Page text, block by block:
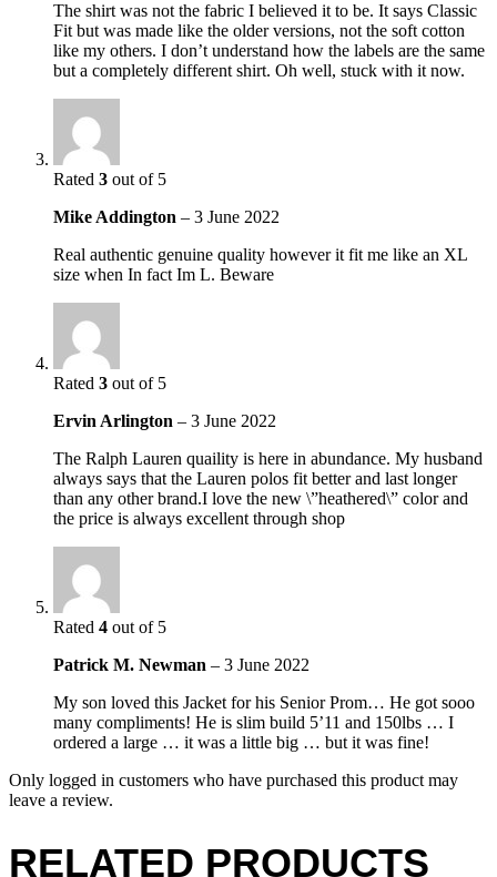
The shirt was not the fabric I believed it to be. It says Classic
Fit but was made like the older versions, not the soft cotton
like my others. I don’t understand how the labels are the same
but a completely different shirt. Oh well, stuck with it now.
Rated 3 out of 5
Mike Addington – 3 June 2022
Real authentic genuine quality however it fit me like an XL
size when In fact Im L. Beware
Rated 3 out of 5
Ervin Arlington – 3 June 2022
The Ralph Lauren quaility is here in abundance. My husband
always says that the Lauren polos fit better and last longer
than any other brand.I love the new \”heathered\” color and
the price is always excellent through shop
Rated 4 out of 5
Patrick M. Newman – 3 June 2022
My son loved this Jacket for his Senior Prom… He got sooo
many compliments! He is slim build 5’11 and 150lbs … I
ordered a large … it was a little big … but it was fine!
Only logged in customers who have purchased this product may
leave a review.
RELATED PRODUCTS